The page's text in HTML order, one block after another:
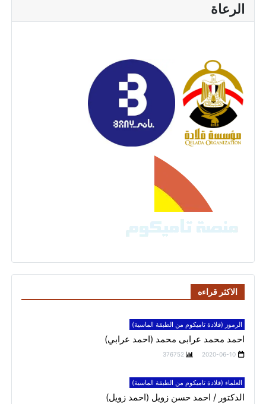
الرعاة
الاكثر قراءه
الرموز (قلادة تاميكوم من الطبقة الماسية)
احمد محمد عرابى محمد (احمد عرابي)
2020-06-10
376752
العلماء (قلادة تاميكوم من الطبقة الماسية)
الدكتور / احمد حسن زويل (احمد زويل)